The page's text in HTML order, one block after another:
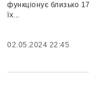
функціонує близько
їх...
02.05.2024 22:45